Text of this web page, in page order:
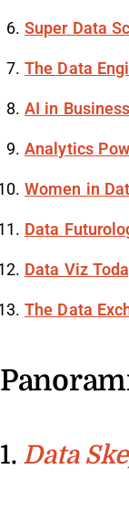
Super Data
The Data
AI in Business
Analytics
Women in
Data
Data Viz
The Data
1. Data